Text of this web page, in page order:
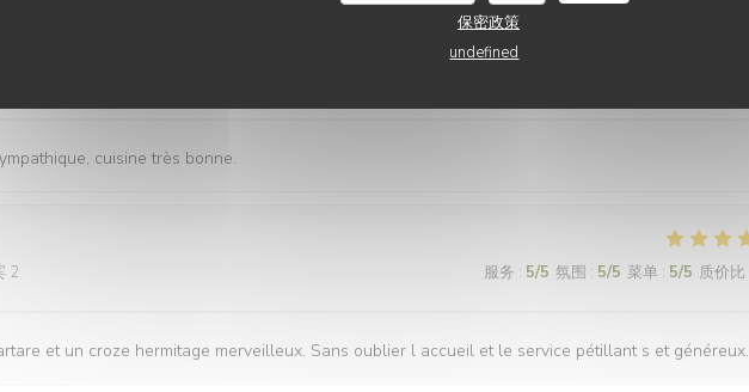
保密政策
undefined
cuisine très bonne.
2 服务 : 5/5 氛围 : 5/5 菜单 : 5/5 质价比
et un croze hermitage merveilleux. Sans oublier l accueil et le service pétillant s et généreux.